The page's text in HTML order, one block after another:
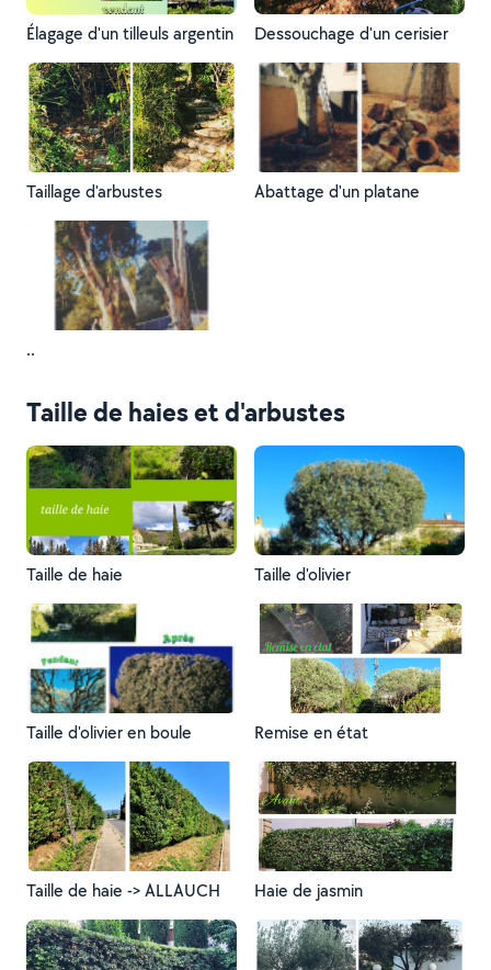
Élagage d'un tilleuls argentin Dessouchage d'un cerisier
Taillage d'arbustes Abattage d'un platane
..
Taille de haies et d'arbustes
Taille de haie Taille d'olivier
Taille d'olivier en boule Remise en état
Taille de haie -> ALLAUCH Haie de jasmin